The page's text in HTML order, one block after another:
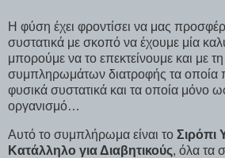
Η φύση έχει φροντίσει να μας
συστατικά με σκοπό να έχουμε μία
μπορούμε να το επεκτείνουμε και με
συμπληρωμάτων διατροφής τα οποία
φυσικά συστατικά και τα οποία μόνο
οργανισμό…
Αυτό το συμπλήρωμα είναι το Σιρόπι
Κατάλληλο για Διαβητικούς, όλα τα